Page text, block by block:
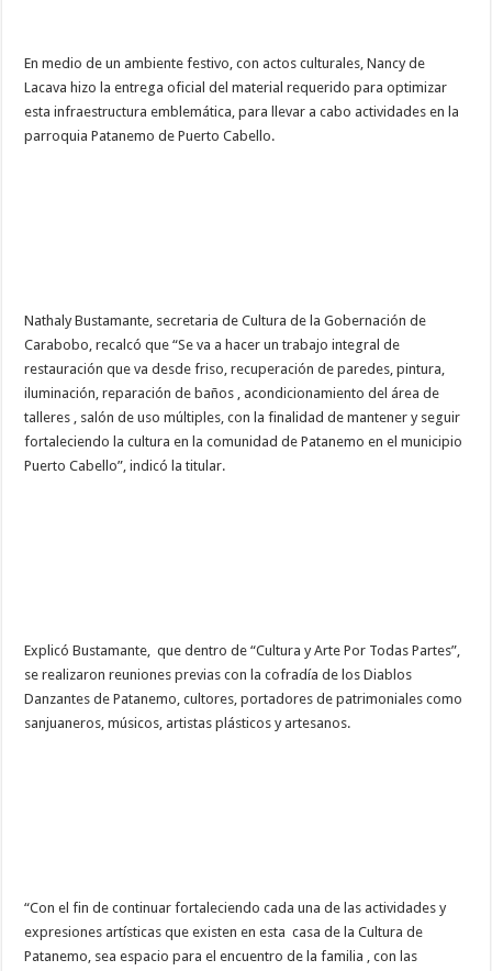
En medio de un ambiente festivo, con actos culturales, Nancy de
Lacava hizo la entrega oficial del material requerido para optimizar
esta infraestructura emblemática, para llevar a cabo actividades en la
parroquia Patanemo de Puerto Cabello.
Nathaly Bustamante, secretaria de Cultura de la Gobernación de
Carabobo, recalcó que “Se va a hacer un trabajo integral de
restauración que va desde friso, recuperación de paredes, pintura,
iluminación, reparación de baños , acondicionamiento del área de
talleres , salón de uso múltiples, con la finalidad de mantener y seguir
fortaleciendo la cultura en la comunidad de Patanemo en el municipio
Puerto Cabello”, indicó la titular.
Explicó Bustamante, que dentro de “Cultura y Arte Por Todas Partes”,
se realizaron reuniones previas con la cofradía de los Diablos
Danzantes de Patanemo, cultores, portadores de patrimoniales como
sanjuaneros, músicos, artistas plásticos y artesanos.
“Con el fin de continuar fortaleciendo cada una de las actividades y
expresiones artísticas que existen en esta casa de la Cultura de
Patanemo, sea espacio para el encuentro de la familia , con las